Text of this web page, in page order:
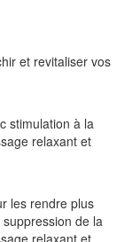
et revitaliser vos
stimulation à la
relaxant et
les rendre plus
de la
relaxant et